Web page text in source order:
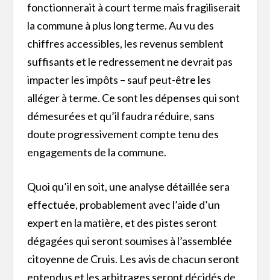
fonctionnerait à court terme mais fragiliserait
la commune à plus long terme. Au vu des
chiffres accessibles, les revenus semblent
suffisants et le redressement ne devrait pas
impacter les impôts – sauf peut-être les
alléger à terme. Ce sont les dépenses qui sont
démesurées et qu’il faudra réduire, sans
doute progressivement compte tenu des
engagements de la commune.
Quoi qu’il en soit, une analyse détaillée sera
effectuée, probablement avec l’aide d’un
expert en la matière, et des pistes seront
dégagées qui seront soumises à l’assemblée
citoyenne de Cruis. Les avis de chacun seront
entendus et les arbitrages seront décidés de